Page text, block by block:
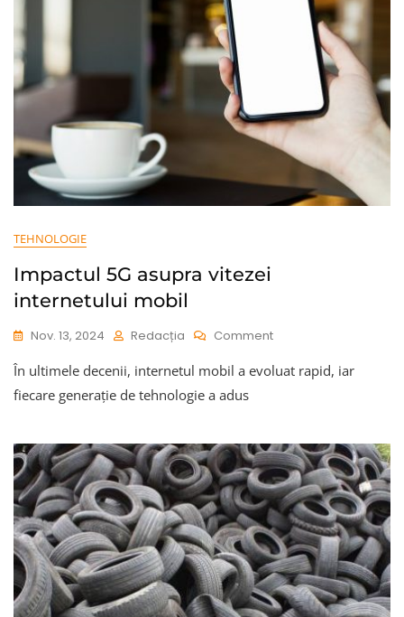
TEHNOLOGIE
Impactul 5G asupra vitezei
internetului mobil
Nov. 13, 2024 Redacția CommentOn
5G
Mobil
În ultimele decenii, internetul mobil a evoluat rapid, iar
fiecare generație de tehnologie a adus